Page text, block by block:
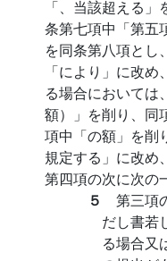
「、当該超える
条第七項中「第五
を同条第八項とし
「により」に改
る場合においては
額）」を削り、同
項中「の額」を削
規定する」に改め
第四項の次に次の
５ 第三項
だし書若
る場合又